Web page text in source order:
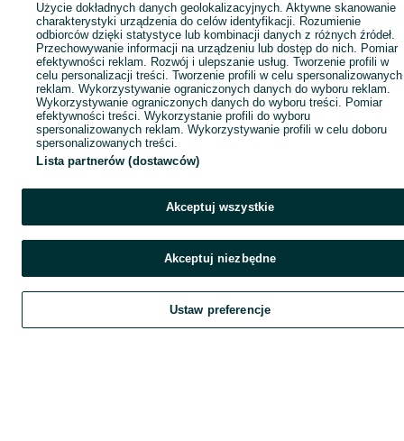
Home Favorite List it Chat My
Home Favorite List it Chat My
Home Favorite List it Chat My
Szukaj Obserwujesz Dodaj Czat
Użycie dokładnych danych geolokalizacyjnych. Aktywne skanowanie
charakterystyki urządzenia do celów identyfikacji. Rozumienie
odbiorców dzięki statystyce lub kombinacji danych z różnych źródeł.
Przechowywanie informacji na urządzeniu lub dostęp do nich. Pomiar
efektywności reklam. Rozwój i ulepszanie usług. Tworzenie profili w
celu personalizacji treści. Tworzenie profili w celu spersonalizowanych
reklam. Wykorzystywanie ograniczonych danych do wyboru reklam.
Wykorzystywanie ograniczonych danych do wyboru treści. Pomiar
efektywności treści. Wykorzystanie profili do wyboru
spersonalizowanych reklam. Wykorzystywanie profili w celu doboru
spersonalizowanych treści.
Lista partnerów (dostawców)
Akceptuj wszystkie
Akceptuj niezbędne
Ustaw preferencje